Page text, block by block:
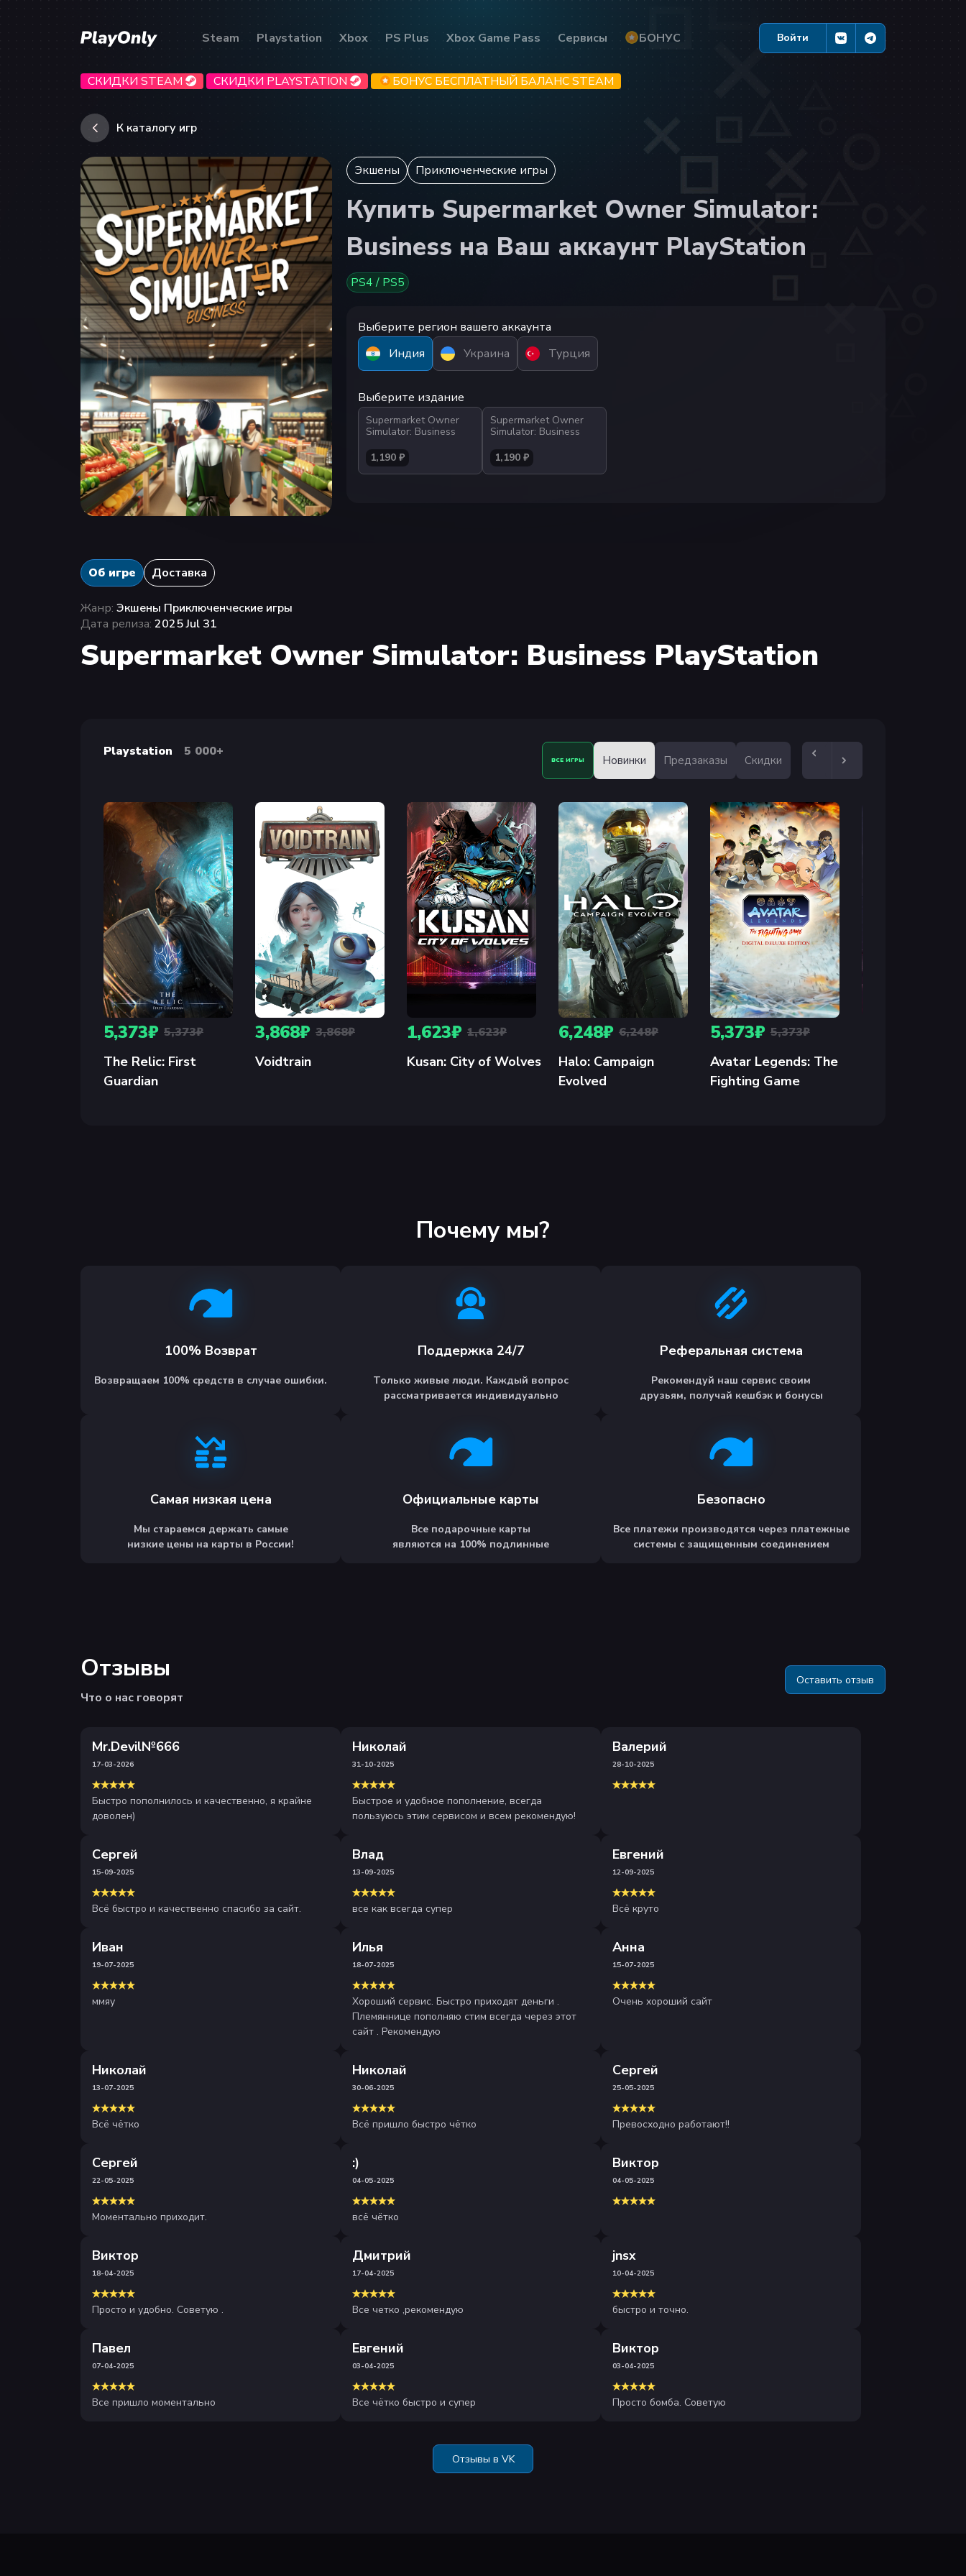
Steam Playstation Xbox PS Plus Xbox Game Pass Сервисы БОНУС Войти
СКИДКИ STEAM СКИДКИ PLAYSTATION БОНУС БЕСПЛАТНЫЙ БАЛАНС STEAM
К каталогу игр
Экшены Приключенческие игры
Купить Supermarket Owner Simulator:
Business на Ваш аккаунт PlayStation
PS4 / PS5
Выберите регион вашего аккаунта
Индия
Украина Турция
Выберите издание
Supermarket Owner
Simulator: Business
1,190 ₽
Supermarket Owner
Simulator: Business
1,190 ₽
Об игре Доставка
Жанр: Экшены Приключенческие игры
Дата релиза: 2025 Jul 31
Supermarket Owner Simulator: Business PlayStation
Playstation 5 000+
ВСЕ ИГРЫ Новинки Предзаказы Скидки
5,373₽ 5,373₽
The Relic: First
Guardian
3,868₽ 3,868₽
Voidtrain
1,623₽ 1,623₽
Kusan: City of Wolves
6,248₽ 6,248₽
Halo: Campaign
Evolved
5,373₽ 5,373₽
Avatar Legends: The
Fighting Game
Почему мы?
100% Возврат
Возвращаем 100% средств в случае ошибки.
Поддержка 24/7
Только живые люди. Каждый вопрос
рассматривается индивидуально
Реферальная система
Рекомендуй наш сервис своим
друзьям, получай кешбэк и бонусы
Самая низкая цена
Мы стараемся держать самые
низкие цены на карты в России!
Официальные карты
Все подарочные карты
являются на 100% подлинные
Безопасно
Все платежи производятся через платежные
системы с защищенным соединением
Отзывы
Что о нас говорят
Оставить отзыв
Mr.Devil№666
17-03-2026
Быстро пополнилось и качественно, я крайне
доволен)
Николай
31-10-2025
Быстрое и удобное пополнение, всегда
пользуюсь этим сервисом и всем рекомендую!
Валерий
28-10-2025
Сергей
15-09-2025
Всё быстро и качественно спасибо за сайт.
Влад
13-09-2025
все как всегда супер
Евгений
12-09-2025
Всё круто
Иван
19-07-2025
ммяу
Илья
18-07-2025
Хороший сервис. Быстро приходят деньги .
Племяннице пополняю стим всегда через этот
сайт . Рекомендую
Анна
15-07-2025
Очень хороший сайт
Николай
13-07-2025
Всё чётко
Николай
30-06-2025
Всё пришло быстро чётко
Сергей
25-05-2025
Превосходно работают!!
Сергей
22-05-2025
Моментально приходит.
:)
04-05-2025
всё чётко
Виктор
04-05-2025
Виктор
18-04-2025
Просто и удобно. Советую .
Дмитрий
17-04-2025
Все четко ,рекомендую
jnsx
10-04-2025
быстро и точно.
Павел
07-04-2025
Все пришло моментально
Евгений
03-04-2025
Все чётко быстро и супер
Виктор
03-04-2025
Просто бомба. Советую
Отзывы в VK